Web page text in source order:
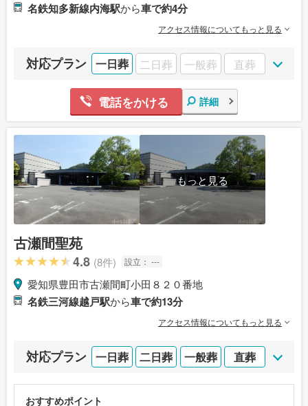
名鉄知多新線内海駅から車で約4分
アクセス情報についてもっと見る
対応プラン 一日葬 二日葬 一般葬 直葬
電話をかける 詳細
もっと見る
古瀬間聖苑
4.8 (8件) 設立： ---
愛知県豊田市古瀬間町小田８２０番地
名鉄三河線越戸駅から車で約13分
アクセス情報についてもっと見る
対応プラン 一日葬 二日葬 一般葬 直葬
おすすめポイント